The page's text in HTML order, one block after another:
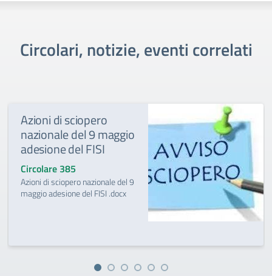
Circolari, notizie, eventi correlati
Azioni di sciopero
nazionale del 9 maggio
adesione del FISI
Circolare 385
Azioni di sciopero nazionale del 9
maggio adesione del FISI .docx